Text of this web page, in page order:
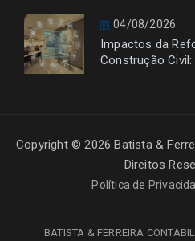
04/08/2026
Impactos da
Construção Civil:
Copyright © 2026 Batista &
Direitos
Política de
BATISTA & FERREIRA